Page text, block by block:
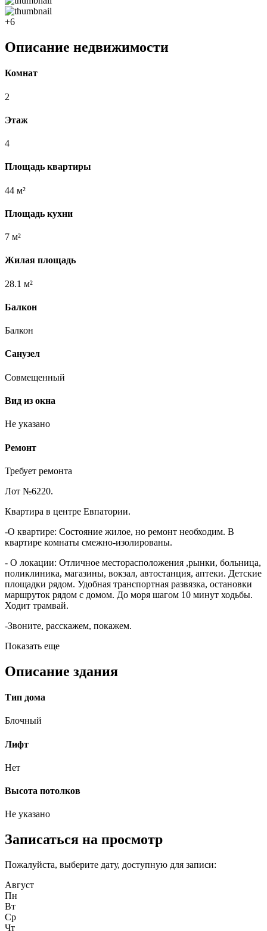
+6
Описание недвижимости
Комнат
2
Этаж
4
Площадь квартиры
44 м²
Площадь кухни
7 м²
Жилая площадь
28.1 м²
Балкон
Балкон
Санузел
Совмещенный
Вид из окна
Не указано
Ремонт
Требует ремонта
Лот №6220.
Квартира в центре Евпатории.
-О квартире: Состояние жилое, но ремонт необходим. В
квартире комнаты смежно-изолированы.
- О локации: Отличное месторасположения ,рынки, больница,
поликлиника, магазины, вокзал, автостанция, аптеки. Детские
площадки рядом. Удобная транспортная развязка, остановки
маршруток рядом с домом. До моря шагом 10 минут ходьбы.
Ходит трамвай.
-Звоните, расскажем, покажем.
Показать еще
Описание здания
Тип дома
Блочный
Лифт
Нет
Высота потолков
Не указано
Записаться на просмотр
Пожалуйста, выберите дату, доступную для записи:
Август
Пн
Вт
Ср
Чт